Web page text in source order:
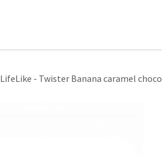
LifeLike - Twister Banana caramel